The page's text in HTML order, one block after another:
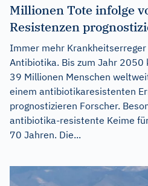
Millionen Tote infolge
Resistenzen
Immer mehr
Antibiotika. Bis zum Jahr 2050
39 Millionen Menschen
einem antibiotikaresistenten
prognostizieren Forscher.
antibiotika-resistente Keime
70 Jahren. Die...